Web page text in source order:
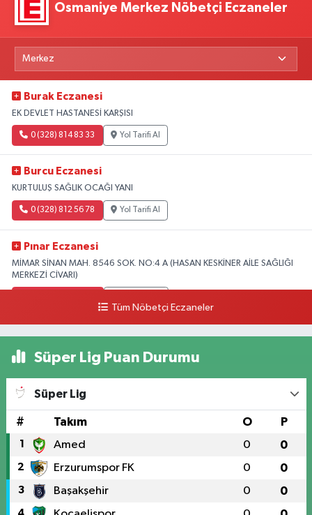
Osmaniye Merkez Nöbetçi Eczaneler
Burak Eczanesi
EK DEVLET HASTANESİ KARŞISI
0 (328) 814 83 33 Yol Tarifi Al
Burcu Eczanesi
KURTULUŞ SAĞLIK OCAĞI YANI
0 (328) 812 56 78 Yol Tarifi Al
Pınar Eczanesi
MİMAR SİNAN MAH. 8546 SOK. NO:4 A (HASAN KESKİNER AİLE SAĞLIĞI
MERKEZİ CİVARI)
Tüm Nöbetçi Eczaneler
Süper Lig Puan Durumu
Süper Lig
# Takım O P
1 Amed 0 0
2 Erzurumspor FK 0 0
3 Başakşehir 0 0